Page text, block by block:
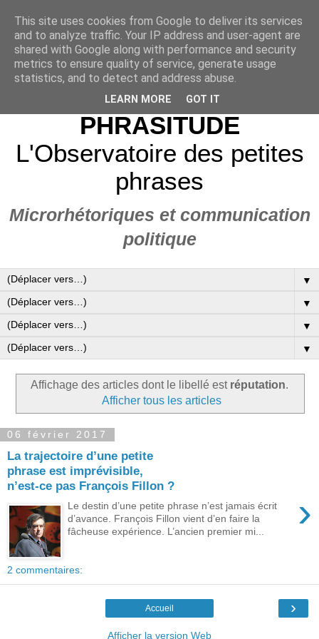
PHRASITUDE
L'Observatoire des petites
phrases
Microrhétoriques et communication
politique
▼
▼
▼
▼
Affichage des articles dont le libellé est réputation.
Afficher tous les articles
06 février 2017
La trajectoire d’une petite
phrase est imprévisible,
n’est-ce pas François Fillon ?
›
Le destin d’une petite phrase n’est jamais écrit
d’avance. François Fillon vient d’en faire la
fâcheuse expérience. L’ancien premier mi...
2 commentaires:
›
Accueil
Afficher la version Web
This site uses cookies from Google to deliver its services
and to analyze traffic. Your IP address and user-agent are
shared with Google along with performance and security
metrics to ensure quality of service, generate usage
statistics, and to detect and address abuse.
LEARN MORE GOT IT